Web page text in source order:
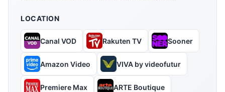
LOCATION
Canal VOD Rakuten TV Sooner
Amazon Video VIVA by videofutur
Premiere Max ARTE Boutique